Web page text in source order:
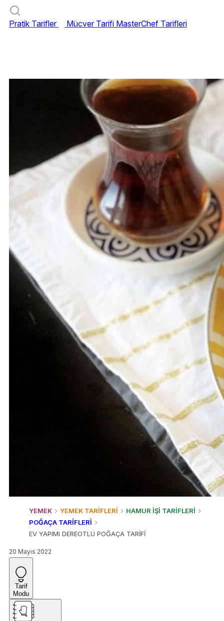
Pratik Tarifler Mücver Tarifi MasterChef Tarifleri
YEMEK YEMEK TARİFLERİ
HAMUR İŞİ TARİFLERİ
POĞAÇA TARİFLERİ
EV YAPIMI DEREOTLU POĞAÇA TARİFİ
20 Mayıs 2022
Tarif
Modu